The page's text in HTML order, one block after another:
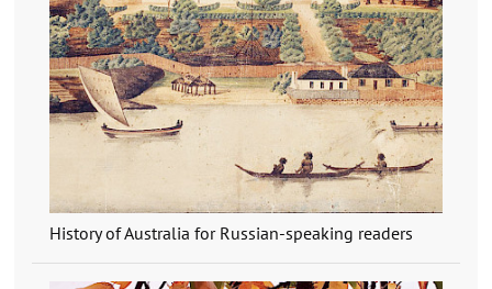
History of Australia for Russian-speaking readers